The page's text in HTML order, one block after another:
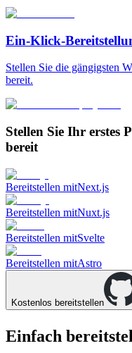
Ein-Klick-
Stellen Sie die gängigsten
bereit.
Stellen Sie Ihr erstes
bereit
Bereitstellen mitNext.js
Bereitstellen mitNuxt.js
Bereitstellen mitSvelte
Bereitstellen mitAstro
Kostenlos bereitstellen
Einfach